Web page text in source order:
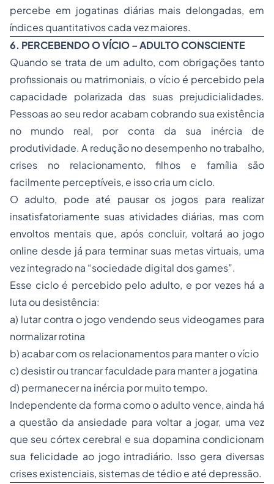
percebe em jogatinas diárias mais delongadas, em
índices quantitativos cada vez maiores.
6. PERCEBENDO O VÍCIO – ADULTO CONSCIENTE
Quando se trata de um adulto, com obrigações tanto
profissionais ou matrimoniais, o vício é percebido pela
capacidade polarizada das suas prejudicialidades.
Pessoas ao seu redor acabam cobrando sua existência
no mundo real, por conta da sua inércia de
produtividade. A redução no desempenho no trabalho,
crises no relacionamento, filhos e família são
facilmente perceptíveis, e isso cria um ciclo.
O adulto, pode até pausar os jogos para realizar
insatisfatoriamente suas atividades diárias, mas com
envoltos mentais que, após concluir, voltará ao jogo
online desde já para terminar suas metas virtuais, uma
vez integrado na “sociedade digital dos games”.
Esse ciclo é percebido pelo adulto, e por vezes há a
luta ou desistência:
a) lutar contra o jogo vendendo seus videogames para
normalizar rotina
b) acabar com os relacionamentos para manter o vício
c) desistir ou trancar faculdade para manter a jogatina
d) permanecer na inércia por muito tempo.
Independente da forma como o adulto vence, ainda há
a questão da ansiedade para voltar a jogar, uma vez
que seu córtex cerebral e sua dopamina condicionam
sua felicidade ao jogo intradiário. Isso gera diversas
crises existenciais, sistemas de tédio e até depressão.